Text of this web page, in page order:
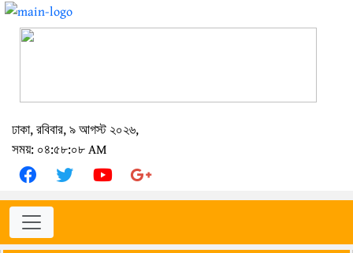
ঢাকা, রবিবার, ৯ আগস্ট ২০২৬,
সময়: ০৪:৫৮:০৮ AM